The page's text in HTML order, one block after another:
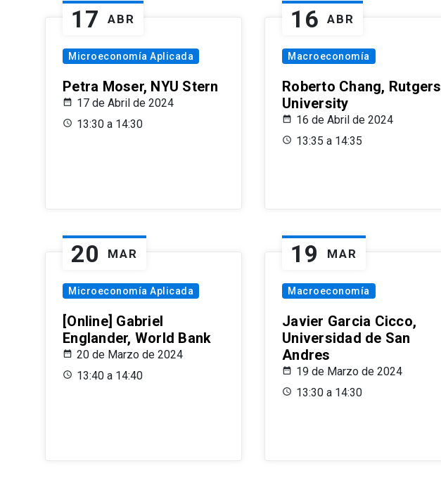
17 ABR
Microeconomía Aplicada
Petra Moser, NYU Stern
17 de Abril de 2024
13:30 a 14:30
16 ABR
Macroeconomía
Roberto Chang, Rutgers
University
16 de Abril de 2024
13:35 a 14:35
20 MAR
Microeconomía Aplicada
[Online] Gabriel
Englander, World Bank
20 de Marzo de 2024
13:40 a 14:40
19 MAR
Macroeconomía
Javier Garcia Cicco,
Universidad de San
Andres
19 de Marzo de 2024
13:30 a 14:30